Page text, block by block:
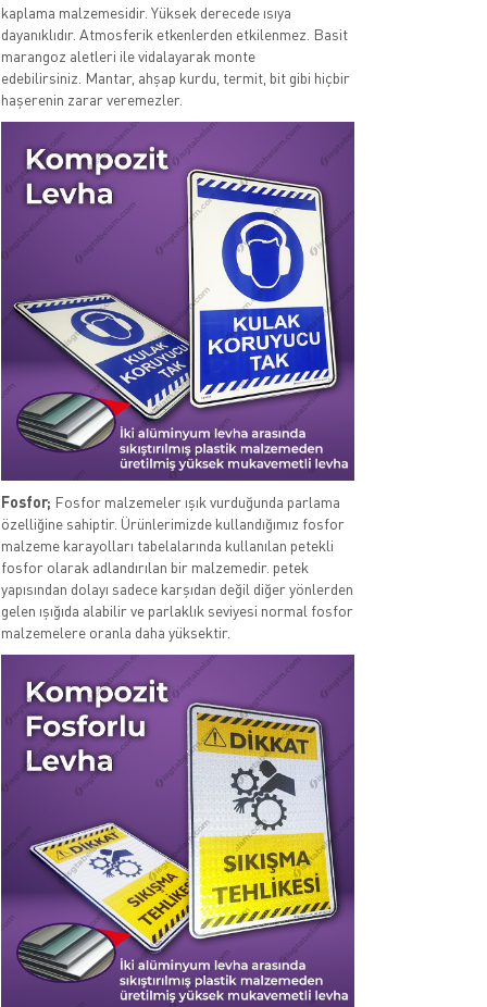
kaplama malzemesidir. Yüksek derecede ısıya
dayanıklıdır. Atmosferik etkenlerden etkilenmez. Basit
marangoz aletleri ile vidalayarak monte
edebilirsiniz. Mantar, ahşap kurdu, termit, bit gibi hiçbir
haşerenin zarar veremezler.
Fosfor; Fosfor malzemeler ışık vurduğunda parlama
özelliğine sahiptir. Ürünlerimizde kullandığımız fosfor
malzeme karayolları tabelalarında kullanılan petekli
fosfor olarak adlandırılan bir malzemedir. petek
yapısından dolayı sadece karşıdan değil diğer yönlerden
gelen ışığıda alabilir ve parlaklık seviyesi normal fosfor
malzemelere oranla daha yüksektir.